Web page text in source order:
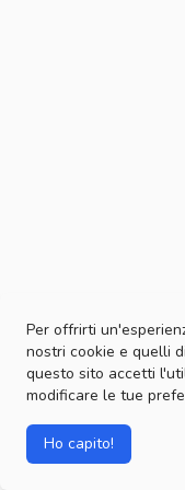
Per offrirti
nostri cookie e quelli
questo sito accetti
modificare le tue
Ho capito!